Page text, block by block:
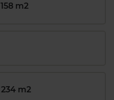
158 m2
234 m2